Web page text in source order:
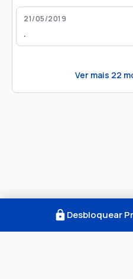
21/05/2019
.
Ver mais 22
Desbloquear